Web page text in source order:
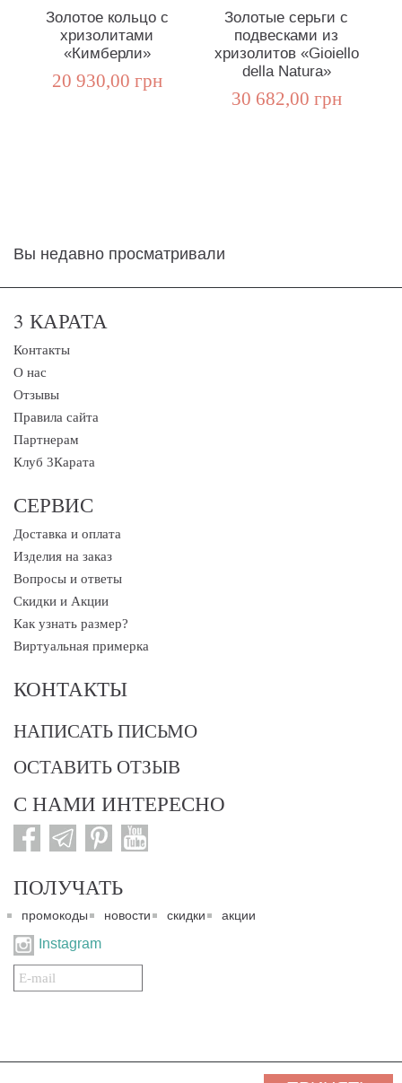
Золотое кольцо с
хризолитами
«Кимберли»
20 930,00 грн
Золотые серьги с
подвесками из
хризолитов «Gioiello
della Natura»
30 682,00 грн
Вы недавно просматривали
3 КАРАТА
Контакты
О нас
Отзывы
Правила сайта
Партнерам
Клуб 3Карата
СЕРВИС
Доставка и оплата
Изделия на заказ
Вопросы и ответы
Скидки и Акции
Как узнать размер?
Виртуальная примерка
КОНТАКТЫ
НАПИСАТЬ ПИСЬМО
ОСТАВИТЬ ОТЗЫВ
С НАМИ ИНТЕРЕСНО
ПОЛУЧАТЬ
промокоды новости скидки акции
Instagram
Подписаться
на